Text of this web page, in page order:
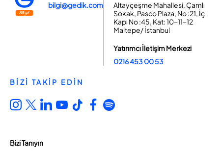
bilgi@gedik.com
Altayçeşme Mahallesi, Çamlı
Sokak, Pasco Plaza, No :21, İç
Kapı No :45, Kat: 10-11-12
Maltepe/ İstanbul
Yatırımcı İletişim Merkezi
0216 453 00 53
BİZİ TAKİP EDİN
Bizi Tanıyın